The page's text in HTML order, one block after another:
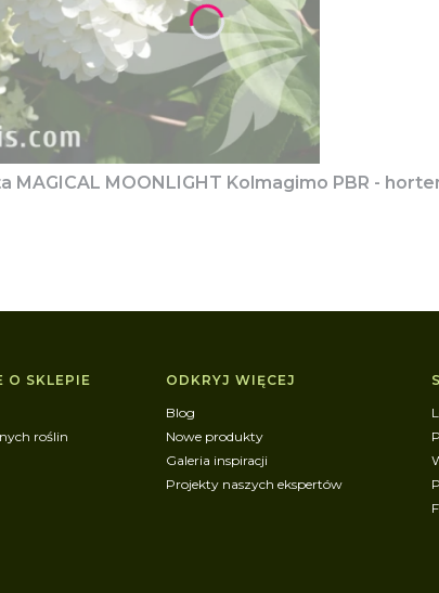
MAGICAL MOONLIGHT Kolmagimo PBR -
O SKLEPIE
roślin
ODKRYJ WIĘCEJ
Blog
Nowe produkty
Galeria inspiracji
Projekty naszych ekspertów